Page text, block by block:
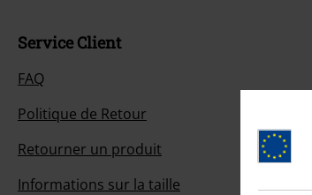
Service Client
FAQ
Politique de Retour
Retourner un produit
Informations sur la taille